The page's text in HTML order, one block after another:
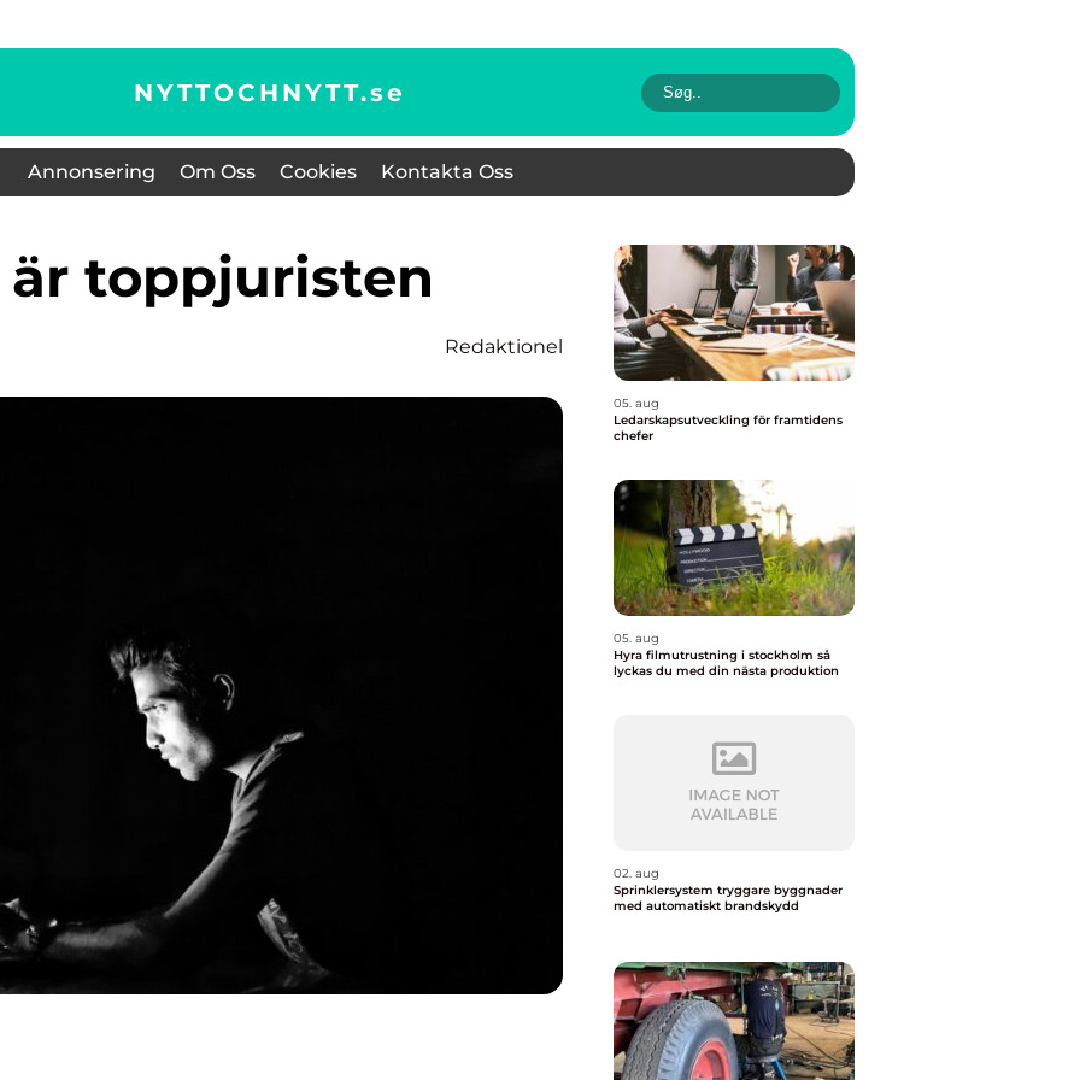
NYTTOCHNYTT.se
Annonsering Om Oss Cookies Kontakta Oss
är toppjuristen
Redaktionel
05. aug
Ledarskapsutveckling för framtidens
chefer
05. aug
Hyra filmutrustning i stockholm så
lyckas du med din nästa produktion
02. aug
Sprinklersystem tryggare byggnader
med automatiskt brandskydd